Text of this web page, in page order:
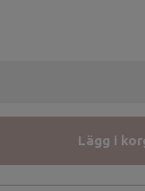
Lägg i